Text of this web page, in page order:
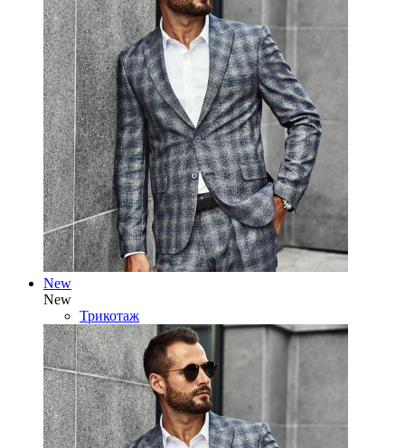
New
New
Трикотаж